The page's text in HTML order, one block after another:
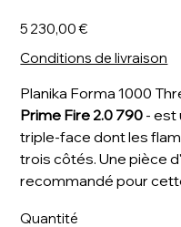
Prix
5 230,00 €
Conditions de livraison
Planika Forma 1000
Prime Fire 2.0 790 - est
triple-face dont les
trois côtés. Une pièce
recommandé pour
Quantité